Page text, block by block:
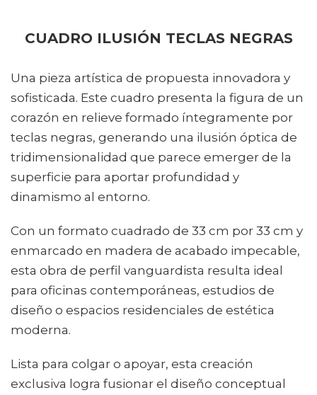
CUADRO ILUSIÓN TECLAS NEGRAS
Una pieza artística de propuesta innovadora y
sofisticada. Este cuadro presenta la figura de un
corazón en relieve formado íntegramente por
teclas negras, generando una ilusión óptica de
tridimensionalidad que parece emerger de la
superficie para aportar profundidad y
dinamismo al entorno.
Con un formato cuadrado de 33 cm por 33 cm y
enmarcado en madera de acabado impecable,
esta obra de perfil vanguardista resulta ideal
para oficinas contemporáneas, estudios de
diseño o espacios residenciales de estética
moderna.
Lista para colgar o apoyar, esta creación
exclusiva logra fusionar el diseño conceptual